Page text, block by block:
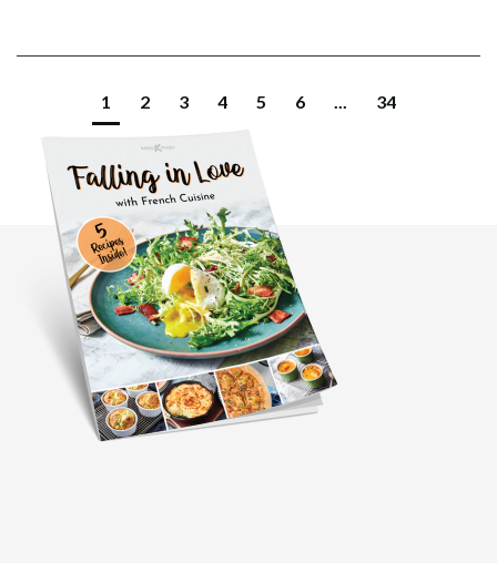
1 2 3 4 5 6 ... 34